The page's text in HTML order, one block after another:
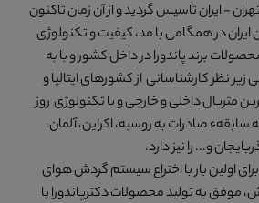
سال 1375 در تهران - ایران تاسیس گردید و از آن زمان تاکنون
در همگامی با مد، کیفیت و تکنولوژی
برند پاندورا در داخل کشور و با به
نظر کارشناسانی از کشورهای ایتالیا و
متریال داخلی و خارجی و با تکنولوژی روز
صادرات به روسیه، اکراین، آلمان،
و... را نیز دارد.
اولین بار با اختراع سیستم گردش هوای
به تولید محصولات دکترپاندورا با